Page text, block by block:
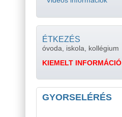
ÉTKEZÉS
óvoda, iskola, kollégium
KIEMELT INFORMÁCIÓ
GYORSELÉRÉS